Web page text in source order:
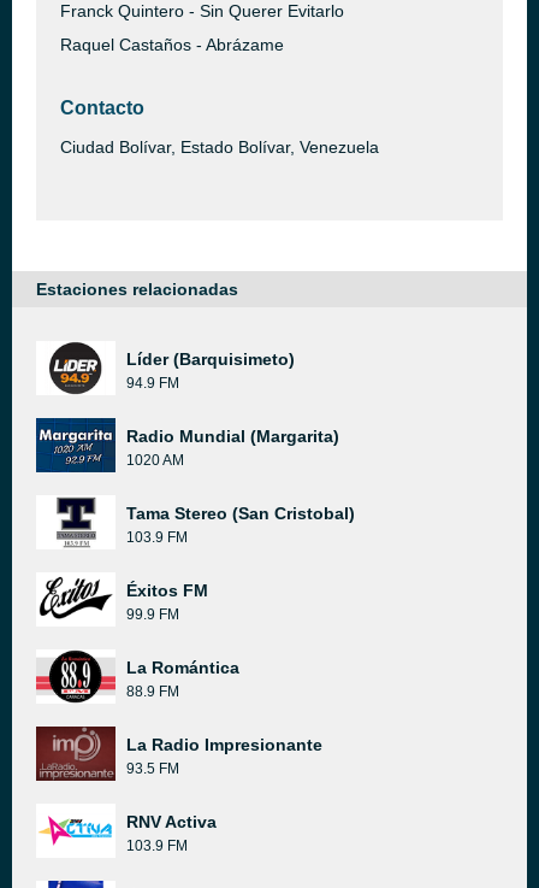
Franck Quintero - Sin Querer Evitarlo
Raquel Castaños - Abrázame
Contacto
Ciudad Bolívar, Estado Bolívar, Venezuela
Estaciones relacionadas
Líder (Barquisimeto)
94.9 FM
Radio Mundial (Margarita)
1020 AM
Tama Stereo (San Cristobal)
103.9 FM
Éxitos FM
99.9 FM
La Romántica
88.9 FM
La Radio Impresionante
93.5 FM
RNV Activa
103.9 FM